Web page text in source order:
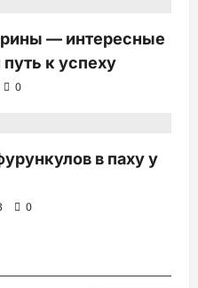
— интересные
к успеху
0
в паху у
0